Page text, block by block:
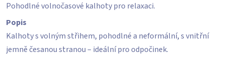
z
hvězdiček.
Pohodlné volnočasové kalhoty pro relaxaci.
Popis
Kalhoty s volným střihem, pohodlné a neformální, s vnitřní
jemně česanou stranou – ideální pro odpočinek.